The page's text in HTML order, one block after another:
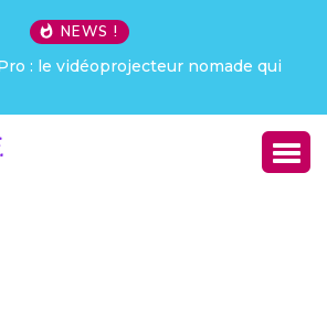
NEWS !
: le vidéoprojecteur nomade qui